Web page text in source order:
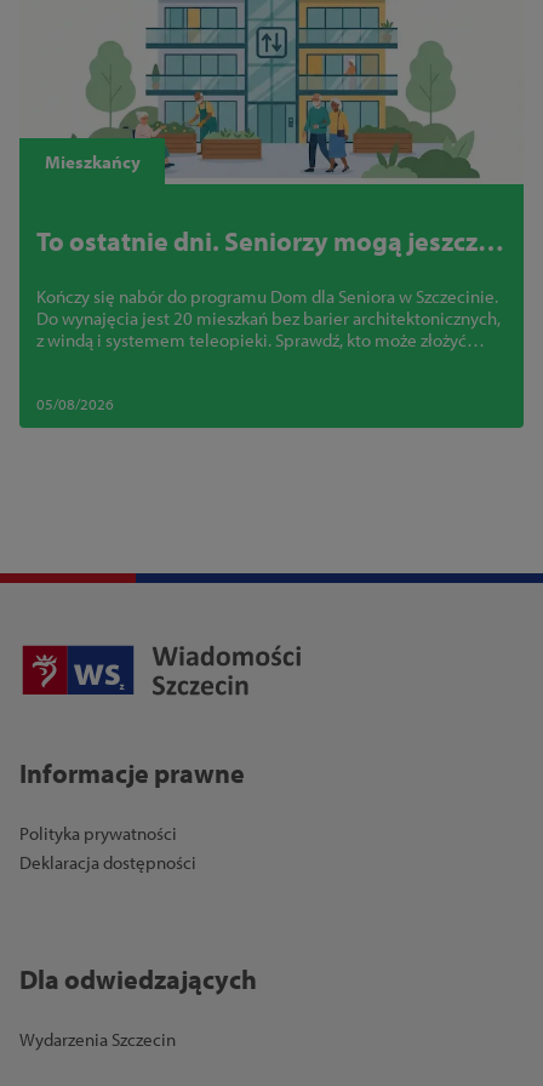
Mieszkańcy
To ostatnie dni. Seniorzy mogą jeszcze
centrum Szczecina
Kończy się nabór do programu Dom dla Seniora w Szczecinie.
Do wynajęcia jest 20 mieszkań bez barier architektonicznych,
z windą i systemem teleopieki. Sprawdź, kto może złożyć
05/08/2026
Informacje prawne
Polityka prywatności
Deklaracja dostępności
Dla odwiedzających
Wydarzenia Szczecin